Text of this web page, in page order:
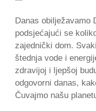
Danas obilježavamo
podsjećajući se
zajednički dom.
štednja vode i
zdravijoj i ljepšoj
odgovorni danas,
Čuvajmo našu